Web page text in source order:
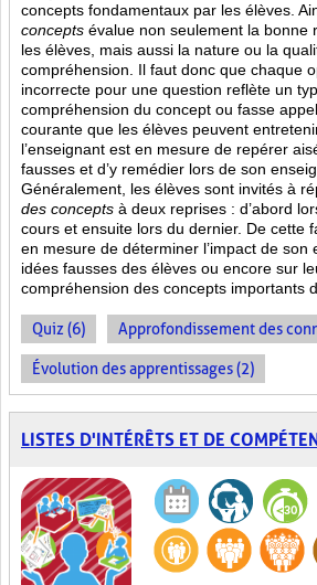
concepts fondamentaux par les élèves.
concepts évalue non seulement la bonne
les élèves, mais aussi la nature ou la
compréhension. Il faut donc que chaque
incorrecte pour une question reflète un
compréhension du concept ou fasse
courante que les élèves peuvent
l’enseignant est en mesure de repérer
fausses et d’y remédier lors de son
Généralement, les élèves sont invités à
des concepts à deux reprises : d’abord
cours et ensuite lors du dernier. De cette
en mesure de déterminer l’impact de son
idées fausses des élèves ou encore sur
compréhension des concepts importants
Quiz (6) Approfondissement des
Évolution des apprentissages (2)
LISTES D'INTÉRÊTS ET DE